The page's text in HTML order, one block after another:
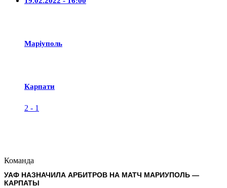
Маріуполь
Карпати
2 - 1
Команда
УАФ НАЗНАЧИЛА АРБИТРОВ НА МАТЧ МАРИУПОЛЬ —
КАРПАТЫ